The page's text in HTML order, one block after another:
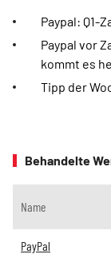
Paypal: Q1-
Paypal vor
kommt es
Tipp der
Behandelte
Name
PayPal